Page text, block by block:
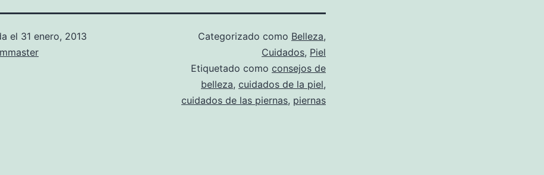
el 31 enero, 2013
Categorizado como Belleza,
Cuidados, Piel
Etiquetado como consejos de
belleza, cuidados de la piel,
cuidados de las piernas, piernas